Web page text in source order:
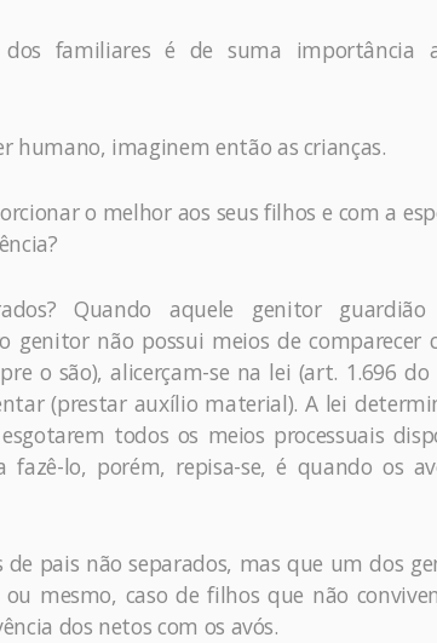
familiares é de suma importância
humano, imaginem então as crianças.
o melhor aos seus filhos e com a
Quando aquele genitor guardião
genitor não possui meios de comparecer
o são), alicerçam-se na lei (art. 1.696 do
(prestar auxílio material). A lei
todos os meios processuais
lo, porém, repisa-se, é quando os
pais não separados, mas que um dos
mesmo, caso de filhos que não
dos netos com os avós.